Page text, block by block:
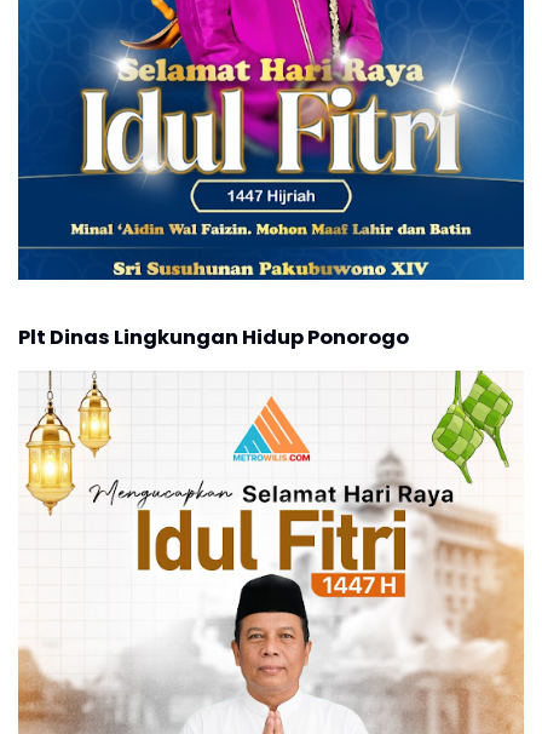
Plt Dinas Lingkungan Hidup Ponorogo